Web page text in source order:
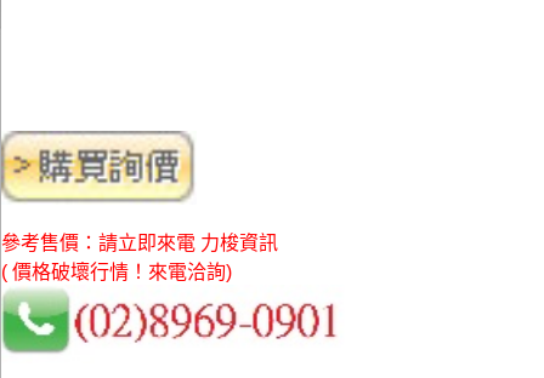
參考售價：請立即來電 力梭資訊
( 價格破壞行情！來電洽詢)